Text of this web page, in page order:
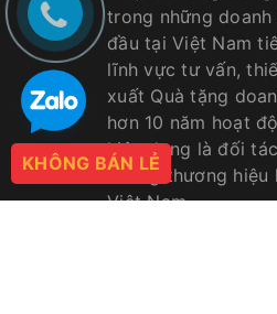
trong những doanh
đầu tại Việt Nam
lĩnh vực tư vấn,
xuất Quà tặng
hơn 10 năm hoạt
hiện đang là đối
những thương hiệu
Việt Nam
KHÔNG BÁN LẺ